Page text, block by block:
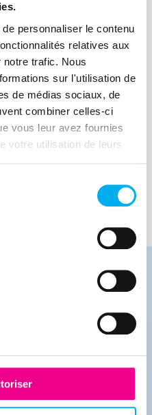
personnaliser le contenu
relatives aux
trafic. Nous
sur l'utilisation de
de médias sociaux, de
combiner celles-ci
vous leur avez fournies
votre utilisation de leurs
abordons la façon
bénéficier
optimiser leur
améliorer leur
Lire la suite